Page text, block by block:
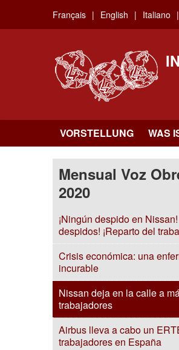
main
Français English Italiano
VORSTELLUNG WAS
Mensual Voz
2020
¡Ningún despido en
despidos! ¡Reparto del
Crisis económica: una
incurable
Nissan deja en la calle a
trabajadores
Airbus lleva a cabo un
trabajadores en España